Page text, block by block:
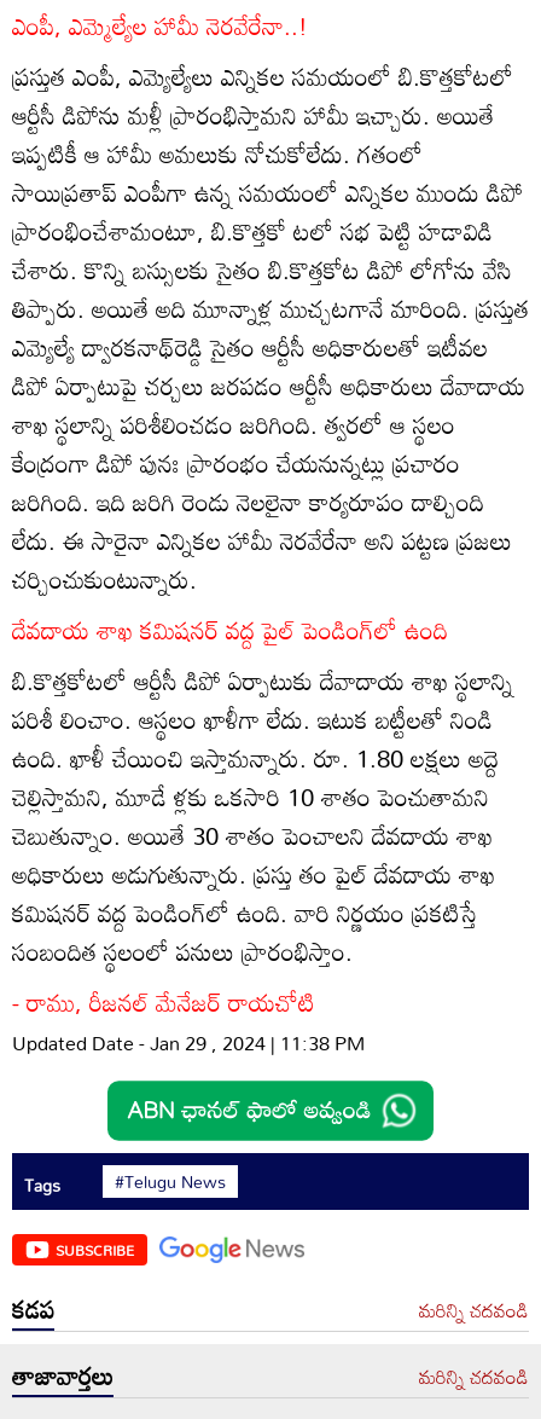
ఎంపీ, ఎమ్మెల్యేల హామీ నెరవేరేనా..!
ప్రస్తుత ఎంపీ, ఎమ్యెల్యేలు ఎన్నికల సమయంలో బి.కొత్తకోటలో
ఆర్టీసీ డిపోను మళ్లీ ప్రారంభిస్తామని హామీ ఇచ్చారు. అయితే
ఇప్పటికీ ఆ హామీ అమలుకు నోచుకోలేదు. గతంలో
సాయిప్రతాప్‌ ఎంపీగా ఉన్న సమయంలో ఎన్నికల ముందు డిపో
ప్రారంభించేశామంటూ, బి.కొత్తకో టలో సభ పెట్టి హడావిడి
చేశారు. కొన్ని బస్సులకు సైతం బి.కొత్తకోట డిపో లోగోను వేసి
తిప్పారు. అయితే అది మూన్నాళ్ల ముచ్చటగానే మారింది. ప్రస్తుత
ఎమ్యెల్యే ద్వారకనాథ్‌రెడ్డి సైతం ఆర్టీసీ అధికారులతో ఇటీవల
డిపో ఏర్పాటుపై చర్చలు జరపడం ఆర్టీసీ అధికారులు దేవాదాయ
శాఖ స్థలాన్ని పరిశీలించడం జరిగింది. త్వరలో ఆ స్థలం
కేంద్రంగా డిపో పునః ప్రారంభం చేయనున్నట్లు ప్రచారం
జరిగింది. ఇది జరిగి రెండు నెలలైనా కార్యరూపం దాల్చింది
లేదు. ఈ సారైనా ఎన్నికల హామీ నెరవేరేనా అని పట్టణ ప్రజలు
చర్చించుకుంటున్నారు.
దేవదాయ శాఖ కమిషనర్‌ వద్ద పైల్‌ పెండింగ్‌లో ఉంది
బి.కొత్తకోటలో ఆర్టీసీ డిపో ఏర్పాటుకు దేవాదాయ శాఖ స్థలాన్ని
పరిశీ లించాం. ఆస్థలం ఖాళీగా లేదు. ఇటుక బట్టీలతో నిండి
ఉంది. ఖాళీ చేయించి ఇస్తామన్నారు. రూ. 1.80 లక్షలు అద్దె
చెల్లిస్తామని, మూడే ళ్లకు ఒకసారి 10 శాతం పెంచుతామని
చెబుతున్నాం. అయితే 30 శాతం పెంచాలని దేవదాయ శాఖ
అధికారులు అడుగుతున్నారు. ప్రస్తు తం పైల్‌ దేవదాయ శాఖ
కమిషనర్‌ వద్ద పెండింగ్‌లో ఉంది. వారి నిర్ణయం ప్రకటిస్తే
సంబందిత స్థలంలో పనులు ప్రారంభిస్తాం.
- రాము, రీజనల్‌ మేనేజర్‌ రాయచోటి
Updated Date - Jan 29 , 2024 | 11:38 PM
Tags #Telugu News
SUBSCRIBE
కడప మరిన్ని చదవండి
తాజావార్తలు మరిన్ని చదవండి